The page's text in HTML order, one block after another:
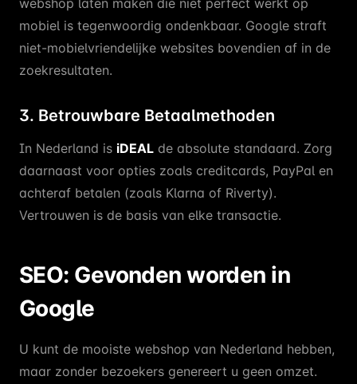
mobiel is tegenwoordig ondenkbaar. Google straft
niet-mobielvriendelijke websites bovendien af in de
zoekresultaten.
3. Betrouwbare Betaalmethoden
In Nederland is iDEAL de absolute standaard. Zorg
daarnaast voor opties zoals creditcards, PayPal en
achteraf betalen (zoals Klarna of Riverty).
Vertrouwen is de basis van elke transactie.
SEO: Gevonden worden in
Google
U kunt de mooiste webshop van Nederland hebben,
maar zonder bezoekers genereert u geen omzet.